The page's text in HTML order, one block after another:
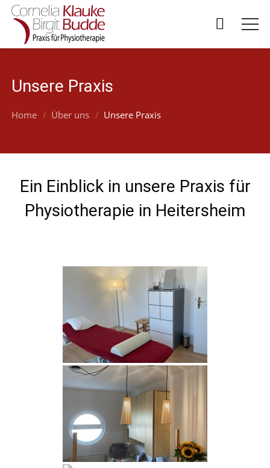
Unsere Praxis
Home Über uns Unsere Praxis
Ein Einblick in unsere Praxis für
Physiotherapie in Heitersheim